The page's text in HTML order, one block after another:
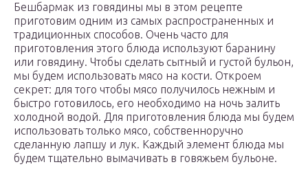
Бешбармак из говядины мы в этом рецепте
приготовим одним из самых распространенных и
традиционных способов. Очень часто для
приготовления этого блюда используют баранину
или говядину. Чтобы сделать сытный и густой бульон,
мы будем использовать мясо на кости. Откроем
секрет: для того чтобы мясо получилось нежным и
быстро готовилось, его необходимо на ночь залить
холодной водой. Для приготовления блюда мы будем
использовать только мясо, собственноручно
сделанную лапшу и лук. Каждый элемент блюда мы
будем тщательно вымачивать в говяжьем бульоне.